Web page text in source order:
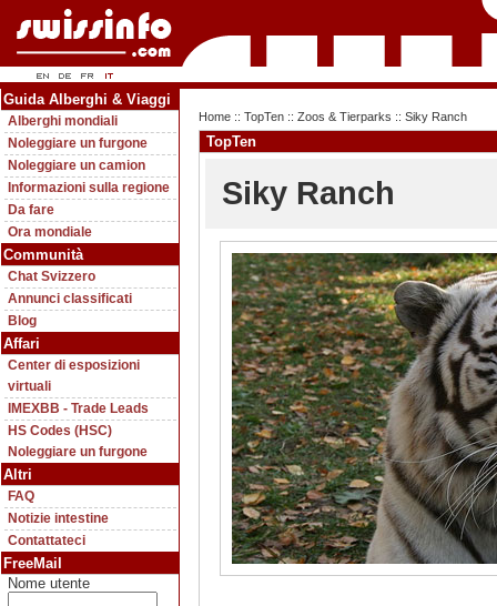
Guida Alberghi & Viaggi
Alberghi mondiali
Noleggiare un furgone
Noleggiare un camion
Informazioni sulla regione
Da fare
Ora mondiale
Communità
Chat Svizzero
Annunci classificati
Blog
Affari
Center di esposizioni
virtuali
IMEXBB - Trade Leads
HS Codes (HSC)
Noleggiare un furgone
Altri
FAQ
Notizie intestine
Contattateci
FreeMail
Nome utente
Home :: TopTen :: Zoos & Tierparks :: Siky Ranch
TopTen
Siky Ranch